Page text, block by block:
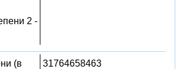
2 -
(в
31764658463